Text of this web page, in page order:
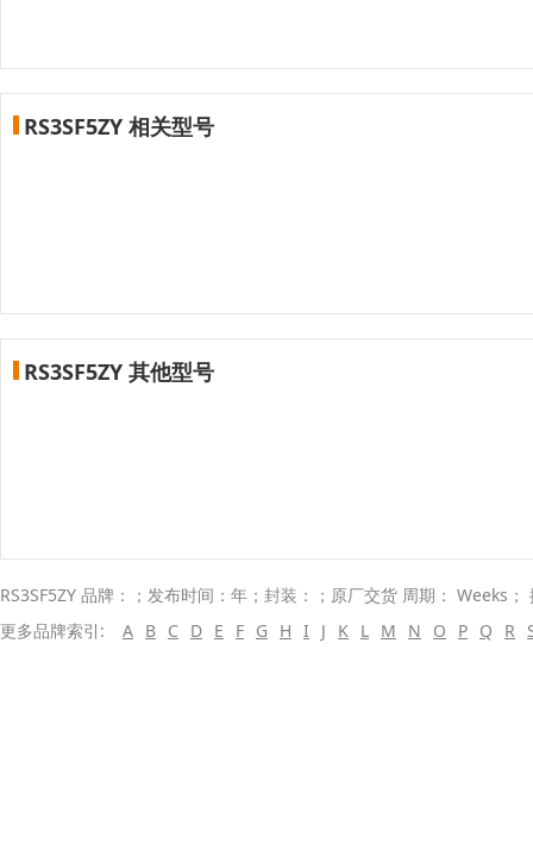
RS3SF5ZY 相关型号
RS3SF5ZY 其他型号
RS3SF5ZY 品牌：；发布时间：年；封装：；原厂交货 周期： Weeks；
更多品牌索引:
A B C D E F G H I J K L M N O P Q R